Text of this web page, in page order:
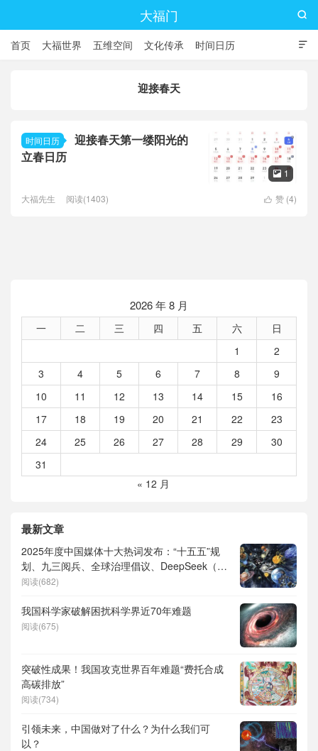
大福门

首页 大福世界 五维空间 文化传承 时间日历

迎接春天
时间日历
迎接春天第一缕阳光的
立春日历
 1
 赞 (4)
大福先生 阅读(1403)
2026 年 8 月
一 二 三 四 五 六
日
1
2
3
4 5 6 7 8
9
10
11 12 13 14 15
16
17
18 19 20 21 22
23
24
25 26 27 28 29
30
31
« 12 月
最新文章
2025年度中国媒体十大热词发布：“十五五”规
划、九三阅兵、全球治理倡议、DeepSeek（深
度求索）、人形机器人、苏超、票根经济、育
阅读(682)
我国科学家破解困扰科学界近70年难题
阅读(675)
突破性成果！我国攻克世界百年难题“费托合成
高碳排放”
阅读(734)
引领未来，中国做对了什么？为什么我们可
以？